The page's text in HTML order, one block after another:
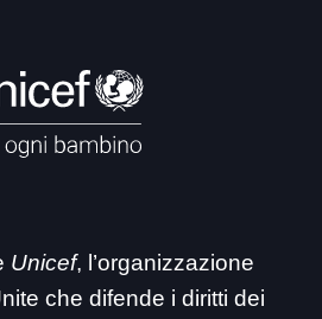
Unicef, l’organizzazione
che difende i diritti dei